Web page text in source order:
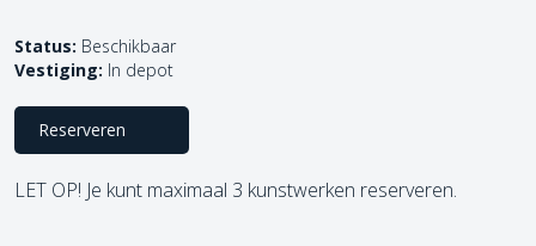
Status: Beschikbaar
Vestiging: In depot
Reserveren
LET OP! Je kunt maximaal 3 kunstwerken reserveren.